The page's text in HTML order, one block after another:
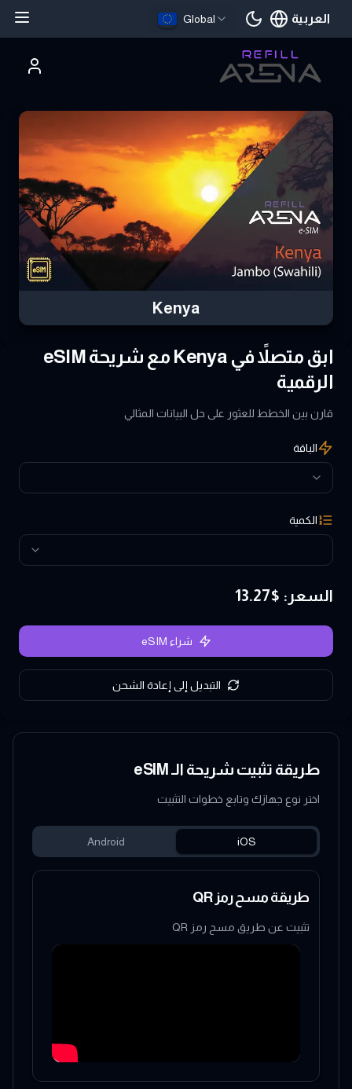
Global العربية
اللغة الحالية
Kenya
ابق متصلاً في Kenya مع شريحة eSIM
الرقمية
قارن بين الخطط للعثور على حل البيانات المثالي
الباقة
الكمية
السعر : $
13.27
شراء eSIM
التبديل إلى إعادة الشحن
طريقة تثبيت شريحة الـ eSIM
اختر نوع جهازك وتابع خطوات التثبيت
iOS
Android
طريقة مسح رمز QR
تثبيت عن طريق مسح رمز QR